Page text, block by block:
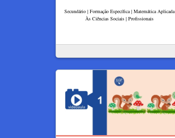
Secundário | Formação Específica | Matemática Aplicada
Às Ciências Sociais | Profissionais